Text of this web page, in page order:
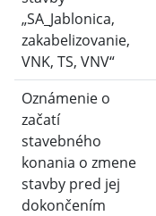
„SA_Jablonica,
zakabelizovanie,
VNK, TS, VNV“
Oznámenie o
začatí
stavebného
konania o zmene
stavby pred jej
dokončením